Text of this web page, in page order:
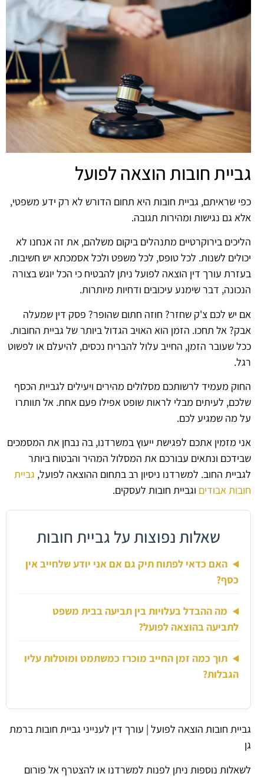
גביית חובות הוצאה לפועל
כפי שראיתם, גביית חובות היא תחום הדורש לא רק ידע משפטי,
אלא גם נגישות ומהירות תגובה.
הליכים בירוקרטיים מתנהלים ביקום משלהם, את זה אנחנו לא
יכולים לשנות. לכל טופס, לכל משפט ולכל אסמכתא יש חשיבות.
בעזרת עורך דין הוצאה לפועל ניתן להבטיח כי הכל יוגש בצורה
הנכונה, דבר שימנע עיכובים ודחיות מיותרות.
אם יש לכם צ'ק שחזר? חוזה חתום שהופר? פסק דין שמעלה
אבק? אל תחכו. הזמן הוא האויב הגדול ביותר של גביית החובות.
ככל שעובר הזמן, החייב עלול להבריח נכסים, להיעלם או לפשוט
רגל.
החוק מעמיד לרשותכם מסלולים מהירים ויעילים לגביית הכסף
שלכם, לעיתים מבלי לראות שופט אפילו פעם אחת. אל תוותרו
על מה שמגיע לכם.
אני מזמין אתכם לפגישת ייעוץ במשרדנו, בה נבחן את המסמכים
שבידכם ונתאים עבורכם את המסלול המהיר והבטוח ביותר
לגביית החוב. למשרדנו ניסיון רב בתחום ההוצאה לפועל, גביית
חובות אבודים וגביית חובות לעסקים.
שאלות נפוצות על גביית חובות
האם כדאי לפתוח תיק גם אם אני יודע שלחייב אין
כסף?
מה ההבדל בעלויות בין תביעה בבית משפט
לתביעה בהוצאה לפועל?
תוך כמה זמן החייב מוכרז כמשתמט ומוטלות עליו
הגבלות?
גביית חובות הוצאה לפועל | עורך דין לענייני גביית חובות ברמת
גן
לשאלות נוספות ניתן לפנות למשרדנו או להצטרף אל פורום